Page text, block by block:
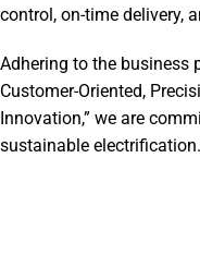
control, on-time delivery,
Adhering to the business
Customer-Oriented,
Innovation,” we are
sustainable electrification.